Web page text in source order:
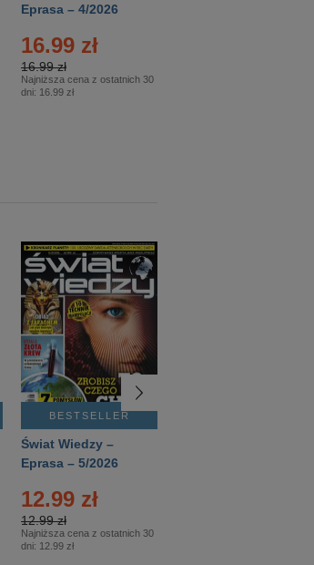
Eprasa – 4/2026
16.99 zł
16.99 zł
Najniższa cena z ostatnich 30
dni: 16.99 zł
BESTSELLER
Świat Wiedzy –
Eprasa – 5/2026
12.99 zł
12.99 zł
Najniższa cena z ostatnich 30
dni: 12.99 zł